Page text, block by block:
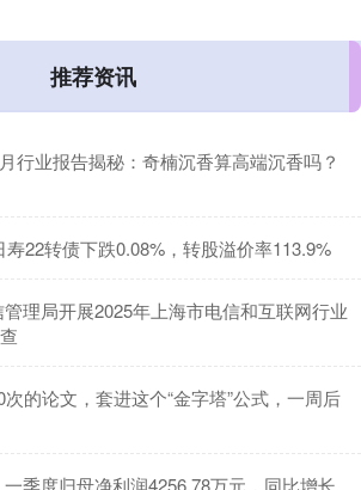
推荐资讯
行业报告揭秘：奇楠沉香算高端沉香吗？
寿22转债下跌0.08%，转股溢价率113.9%
理局开展2025年上海市电信和互联网行业
的论文，套进这个“金字塔”公式，一周后
季度归母净利润4256.78万元，同比增长